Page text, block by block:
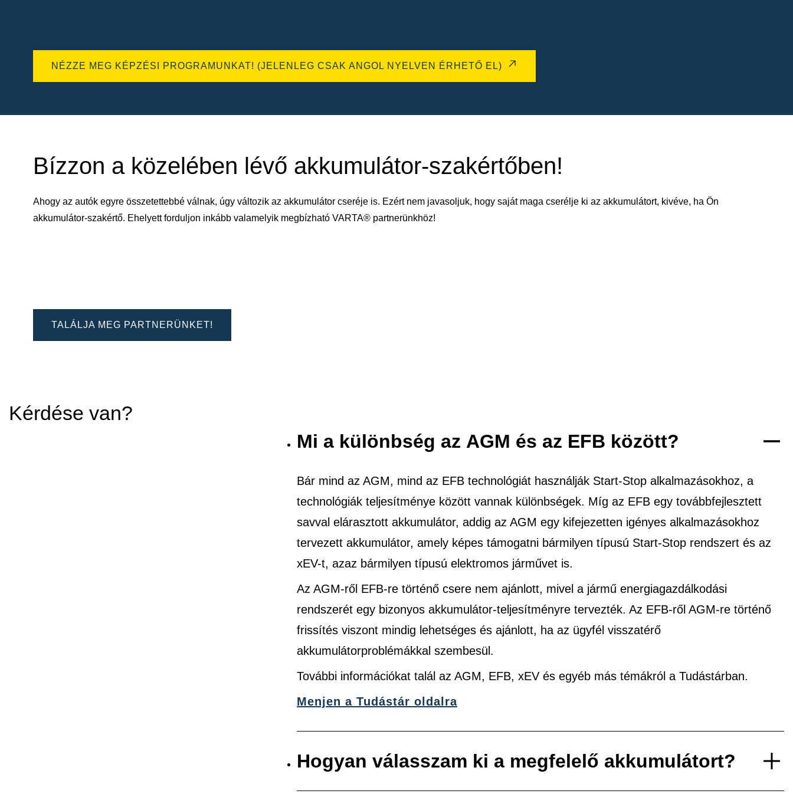
NÉZZE MEG KÉPZÉSI PROGRAMUNKAT! (JELENLEG CSAK ANGOL NYELVEN ÉRHETŐ EL)
Bízzon a közelében lévő akkumulátor-szakértőben!
Ahogy az autók egyre összetettebbé válnak, úgy változik az akkumulátor cseréje is. Ezért nem javasoljuk, hogy saját maga cserélje ki az akkumulátort, kivéve, ha Ön
akkumulátor-szakértő. Ehelyett forduljon inkább valamelyik megbízható VARTA® partnerünkhöz!
TALÁLJA MEG PARTNERÜNKET!
Kérdése van?
Mi a különbség az AGM és az EFB között?
Bár mind az AGM, mind az EFB technológiát használják Start-Stop alkalmazásokhoz, a
technológiák teljesítménye között vannak különbségek. Míg az EFB egy továbbfejlesztett
savval elárasztott akkumulátor, addig az AGM egy kifejezetten igényes alkalmazásokhoz
tervezett akkumulátor, amely képes támogatni bármilyen típusú Start-Stop rendszert és az
xEV-t, azaz bármilyen típusú elektromos járművet is.
Az AGM-ről EFB-re történő csere nem ajánlott, mivel a jármű energiagazdálkodási
rendszerét egy bizonyos akkumulátor-teljesítményre tervezték. Az EFB-ről AGM-re történő
frissítés viszont mindig lehetséges és ajánlott, ha az ügyfél visszatérő
akkumulátorproblémákkal szembesül.
További információkat talál az AGM, EFB, xEV és egyéb más témákról a Tudástárban.
Menjen a Tudástár oldalra
Hogyan válasszam ki a megfelelő akkumulátort?